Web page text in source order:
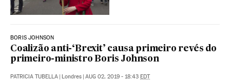
BORIS JOHNSON
Coalizão anti-‘Brexit’ causa primeiro revés do
primeiro-ministro Boris Johnson
PATRICIA TUBELLA | Londres | AUG 02, 2019 - 18:43 EDT